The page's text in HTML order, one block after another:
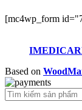
[mc4wp_form
Based on